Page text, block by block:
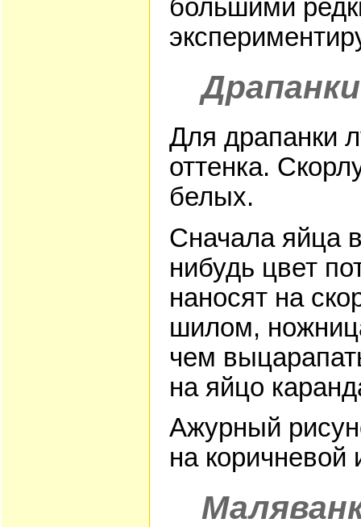
большими
Драпанки
Для драпанки
оттенка.
белых.
Сначала яйца
нибудь цвет
наносят на
шилом,
чем
на яйцо
Ажурный
на коричневой